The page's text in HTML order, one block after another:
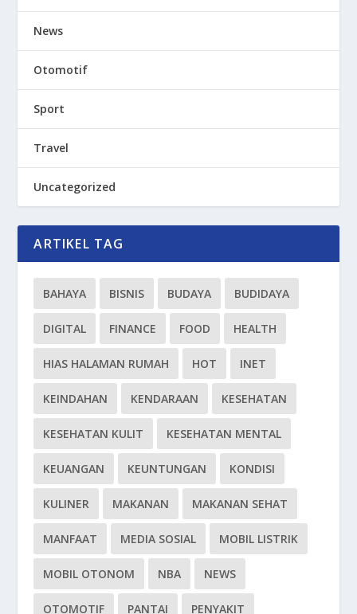
News
Otomotif
Sport
Travel
Uncategorized
ARTIKEL TAG
BAHAYA BISNIS BUDAYA BUDIDAYA
DIGITAL FINANCE FOOD HEALTH
HIAS HALAMAN RUMAH HOT INET
KEINDAHAN KENDARAAN KESEHATAN
KESEHATAN KULIT KESEHATAN MENTAL
KEUANGAN KEUNTUNGAN KONDISI
KULINER MAKANAN MAKANAN SEHAT
MANFAAT MEDIA SOSIAL MOBIL LISTRIK
MOBIL OTONOM NBA NEWS
OTOMOTIF PANTAI PENYAKIT